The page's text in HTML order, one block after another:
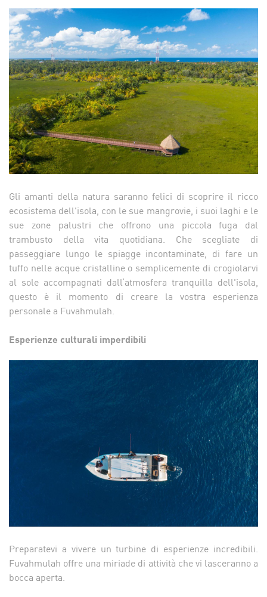
Gli amanti della natura saranno felici di scoprire il ricco
ecosistema dell'isola, con le sue mangrovie, i suoi laghi e le
sue zone palustri che offrono una piccola fuga dal
trambusto della vita quotidiana. Che scegliate di
passeggiare lungo le spiagge incontaminate, di fare un
tuffo nelle acque cristalline o semplicemente di crogiolarvi
al sole accompagnati dall’atmosfera tranquilla dell'isola,
questo è il momento di creare la vostra esperienza
personale a Fuvahmulah.
Esperienze culturali imperdibili
Preparatevi a vivere un turbine di esperienze incredibili.
Fuvahmulah offre una miriade di attività che vi lasceranno a
bocca aperta.